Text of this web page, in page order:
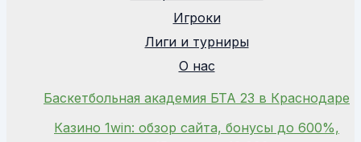
Игроки
Лиги и турниры
О нас
Баскетбольная академия БТА 23 в Краснодаре
Казино 1win: обзор сайта, бонусы до 600%,